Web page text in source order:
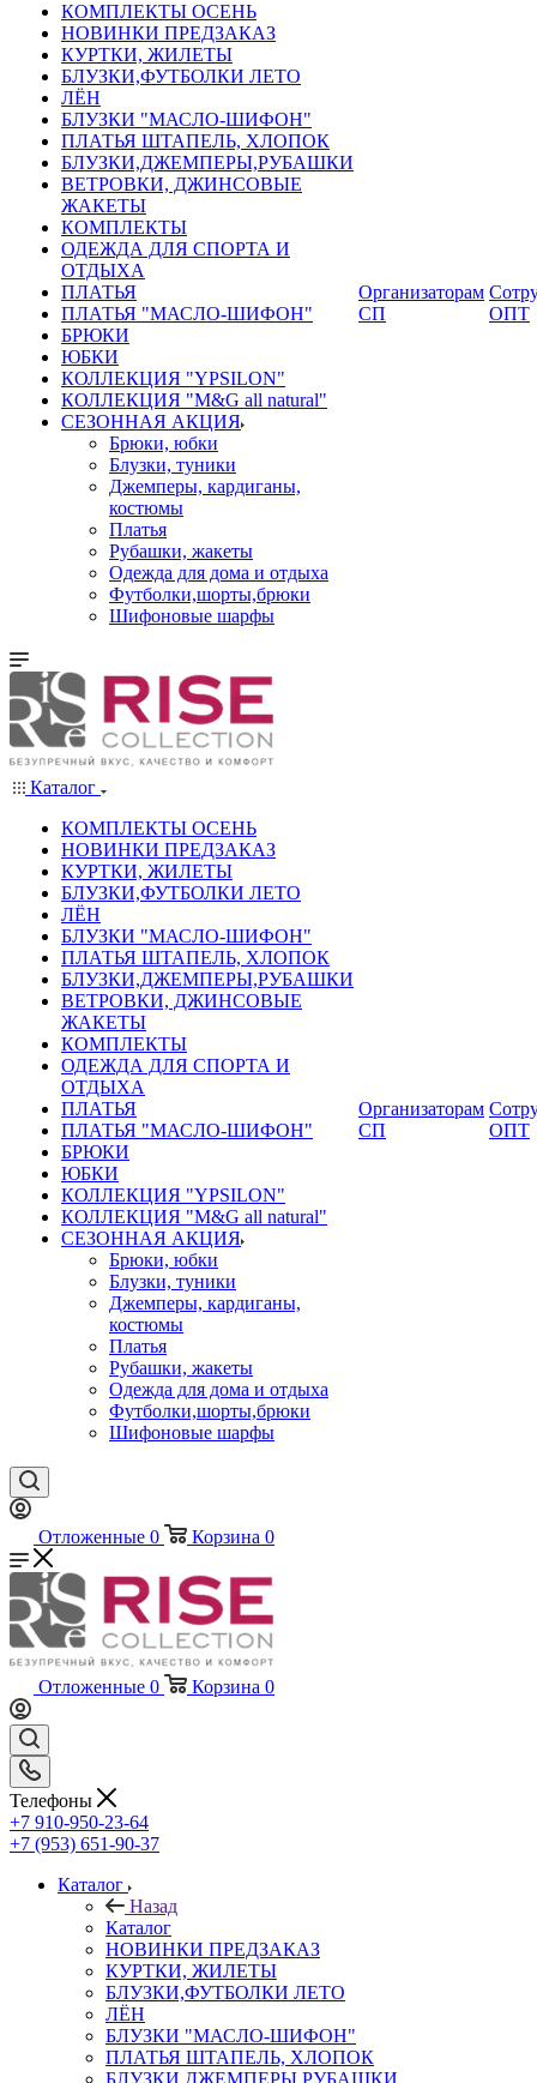
КОМПЛЕКТЫ ОСЕНЬ
НОВИНКИ ПРЕДЗАКАЗ
КУРТКИ, ЖИЛЕТЫ
БЛУЗКИ,ФУТБОЛКИ ЛЕТО
ЛЁН
БЛУЗКИ "МАСЛО-ШИФОН"
ПЛАТЬЯ ШТАПЕЛЬ, ХЛОПОК
БЛУЗКИ,ДЖЕМПЕРЫ,РУБАШКИ
ВЕТРОВКИ, ДЖИНСОВЫЕ
ЖАКЕТЫ
КОМПЛЕКТЫ
ОДЕЖДА ДЛЯ СПОРТА И
ОТДЫХА
ПЛАТЬЯ
ПЛАТЬЯ "МАСЛО-ШИФОН"
БРЮКИ
ЮБКИ
КОЛЛЕКЦИЯ "YPSILON"
КОЛЛЕКЦИЯ "M&G all natural"
СЕЗОННАЯ АКЦИЯ
Брюки, юбки
Блузки, туники
Джемперы, кардиганы,
костюмы
Платья
Рубашки, жакеты
Одежда для дома и отдыха
Футболки,шорты,брюки
Шифоновые шарфы
Организаторам
СП
ОПТ
Каталог
КОМПЛЕКТЫ ОСЕНЬ
НОВИНКИ ПРЕДЗАКАЗ
КУРТКИ, ЖИЛЕТЫ
БЛУЗКИ,ФУТБОЛКИ ЛЕТО
ЛЁН
БЛУЗКИ "МАСЛО-ШИФОН"
ПЛАТЬЯ ШТАПЕЛЬ, ХЛОПОК
БЛУЗКИ,ДЖЕМПЕРЫ,РУБАШКИ
ВЕТРОВКИ, ДЖИНСОВЫЕ
ЖАКЕТЫ
КОМПЛЕКТЫ
ОДЕЖДА ДЛЯ СПОРТА И
ОТДЫХА
ПЛАТЬЯ
ПЛАТЬЯ "МАСЛО-ШИФОН"
БРЮКИ
ЮБКИ
КОЛЛЕКЦИЯ "YPSILON"
КОЛЛЕКЦИЯ "M&G all natural"
СЕЗОННАЯ АКЦИЯ
Брюки, юбки
Блузки, туники
Джемперы, кардиганы,
костюмы
Платья
Рубашки, жакеты
Одежда для дома и отдыха
Футболки,шорты,брюки
Шифоновые шарфы
Организаторам
СП
ОПТ
Отложенные 0 Корзина 0
Отложенные 0 Корзина 0
Телефоны
+7 910-950-23-64
+7 (953) 651-90-37
Каталог
Назад
Каталог
НОВИНКИ ПРЕДЗАКАЗ
КУРТКИ, ЖИЛЕТЫ
БЛУЗКИ,ФУТБОЛКИ ЛЕТО
ЛЁН
БЛУЗКИ "МАСЛО-ШИФОН"
ПЛАТЬЯ ШТАПЕЛЬ, ХЛОПОК
БЛУЗКИ,ДЖЕМПЕРЫ,РУБАШКИ